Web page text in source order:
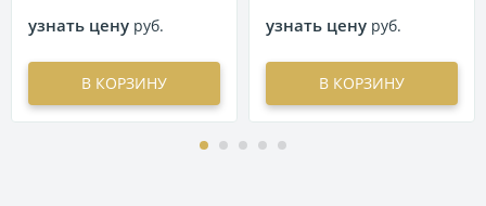
узнать цену руб.
В КОРЗИНУ
узнать цену руб.
В КОРЗИНУ